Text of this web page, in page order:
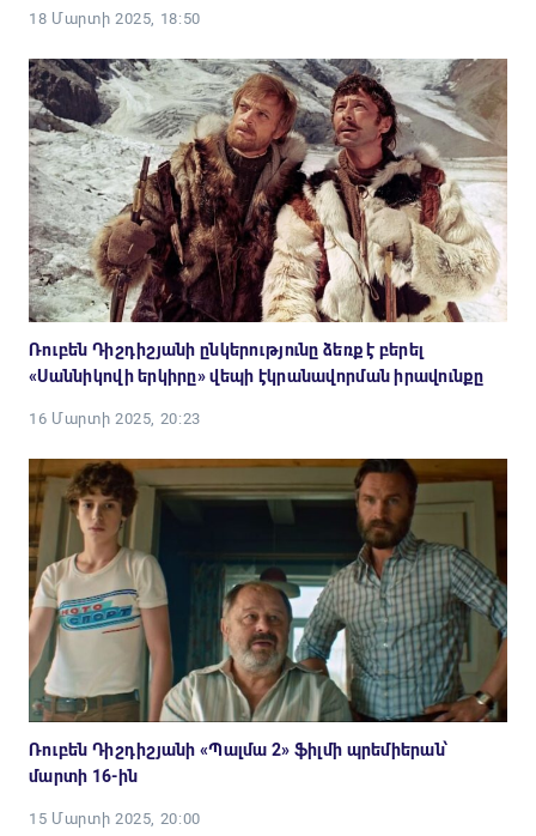
18 Մարտի 2025, 18:50
Ռուբեն Դիշդիշյանի ընկերությունը ձեռք է բերել
«Սաննիկովի երկիրը» վեպի էկրանավորման իրավունքը
16 Մարտի 2025, 20:23
Ռուբեն Դիշդիշյանի «Պալմա 2» ֆիլմի պրեմիերան՝
մարտի 16-ին
15 Մարտի 2025, 20:00